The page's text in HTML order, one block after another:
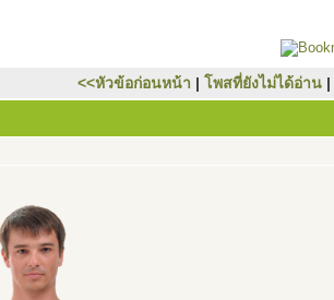
<<หัวข้อก่อนหน้า | โพสที่ยังไม่ได้อ่าน |